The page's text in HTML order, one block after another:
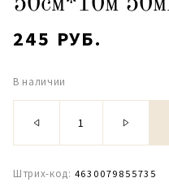
245 РУБ.
В наличии
Штрих-код: 4630079855735